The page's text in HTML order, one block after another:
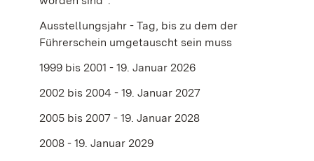
Ausstellungsjahr - Tag, bis zu dem der
Führerschein umgetauscht sein muss
1999 bis 2001 - 19. Januar 2026
2002 bis 2004 - 19. Januar 2027
2005 bis 2007 - 19. Januar 2028
2008 - 19. Januar 2029